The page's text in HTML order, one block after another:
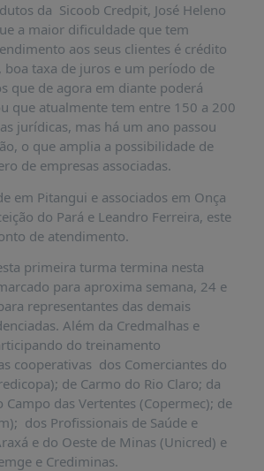
da Sicoob Credpit, José Heleno
a maior dificuldade que tem
aos seus clientes é crédito
taxa de juros e um período de
que de agora em diante poderá
que atualmente tem entre 150 a 200
jurídicas, mas há um ano passou
o que amplia a possibilidade de
de empresas associadas.
em Pitangui e associados em Onça
do Pará e Leandro Ferreira, este
de atendimento.
primeira turma termina nesta
para aproxima semana, 24 e
representantes das demais
Além da Credmalhas e
do treinamento
cooperativas dos Comerciantes do
de Carmo do Rio Claro; da
das Vertentes (Copermec); de
dos Profissionais de Saúde e
e do Oeste de Minas (Unicred) e
e Crediminas.